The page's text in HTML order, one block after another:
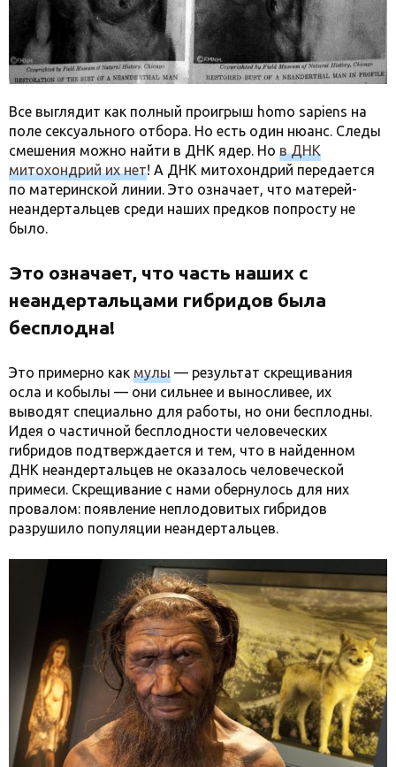
Все выглядит как полный проигрыш homo sapiens на
поле сексуального отбора. Но есть один нюанс. Следы
смешения можно найти в ДНК ядер. Но в ДНК
митохондрий их нет! А ДНК митохондрий передается
по материнской линии. Это означает, что матерей-
неандертальцев среди наших предков попросту не
было.
Это означает, что часть наших с
неандертальцами гибридов была
бесплодна!
Это примерно как мулы — результат скрещивания
осла и кобылы — они сильнее и выносливее, их
выводят специально для работы, но они бесплодны.
Идея о частичной бесплодности человеческих
гибридов подтверждается и тем, что в найденном
ДНК неандертальцев не оказалось человеческой
примеси. Скрещивание с нами обернулось для них
провалом: появление неплодовитых гибридов
разрушило популяции неандертальцев.